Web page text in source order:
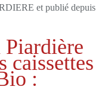
et publié depuis
Piardière
caissettes
: